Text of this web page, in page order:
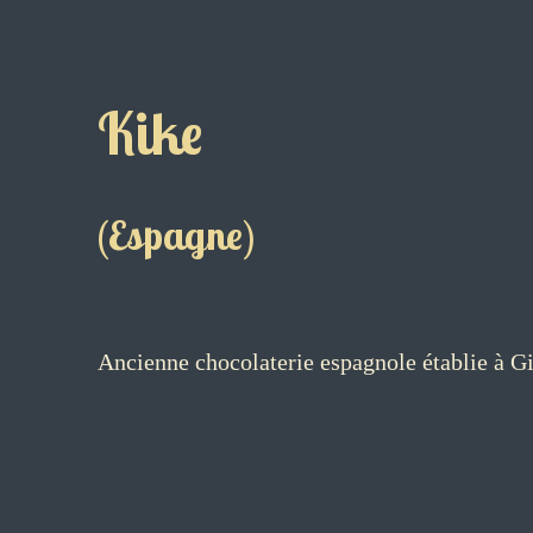
Kike
(Espagne)
Ancienne chocolaterie espagnole établie à